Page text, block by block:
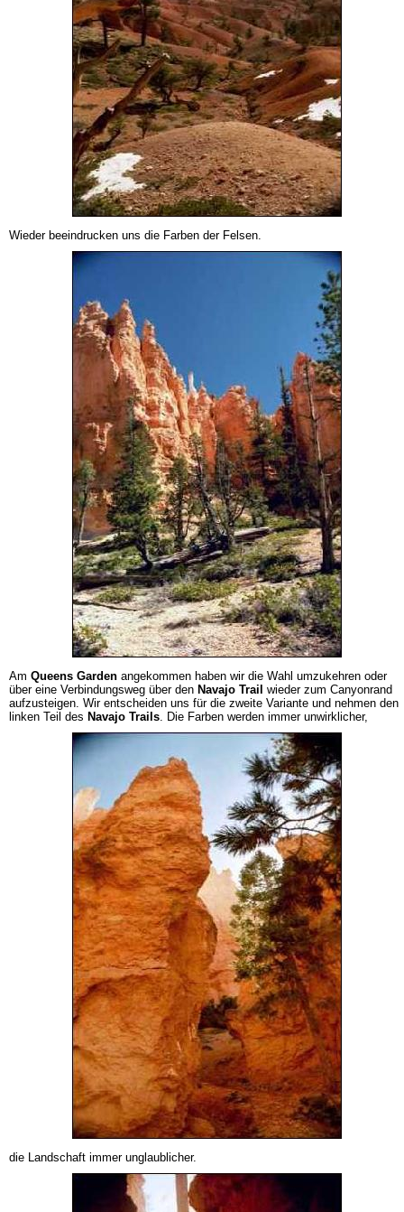
Wieder beeindrucken uns die Farben der Felsen.
Am Queens Garden angekommen haben wir die Wahl umzukehren oder
über eine Verbindungsweg über den Navajo Trail wieder zum Canyonrand
aufzusteigen. Wir entscheiden uns für die zweite Variante und nehmen den
linken Teil des Navajo Trails. Die Farben werden immer unwirklicher,
die Landschaft immer unglaublicher.